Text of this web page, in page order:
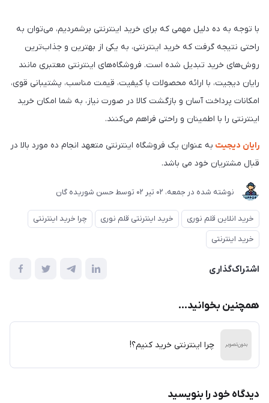
با توجه به ده دلیل مهمی که برای خرید اینترنتی برشمردیم، می‌توان به
راحتی نتیجه گرفت که خرید اینترنتی، به یکی از بهترین و جذاب‌ترین
روش‌های خرید تبدیل شده است. فروشگاه‌های اینترنتی معتبری مانند
رایان دیجیت، با ارائه محصولات با کیفیت، قیمت مناسب، پشتیبانی قوی،
امکانات پرداخت آسان و بازگشت کالا در صورت نیاز، به شما امکان خرید
اینترنتی را با اطمینان و راحتی فراهم می‌کنند.
رایان دیجیت به عنوان یک فروشگاه اینترنتی متعهد انجام ده مورد بالا در
قبال مشتریان خود می باشد.
نوشته شده در جمعه، 02 تير 02 توسط حسن شوریده گان
خرید انلاین قلم نوری خرید اینترنتی قلم نوری
چرا خرید اینترنتی
خرید اینترنتی
اشتراک‌گذاری
همچنین بخوانید...
چرا اینترنتی خرید کنیم؟!
دیدگاه خود را بنویسید